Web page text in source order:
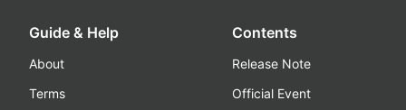
Guide & Help
About
Terms
Contents
Release Note
Official Event